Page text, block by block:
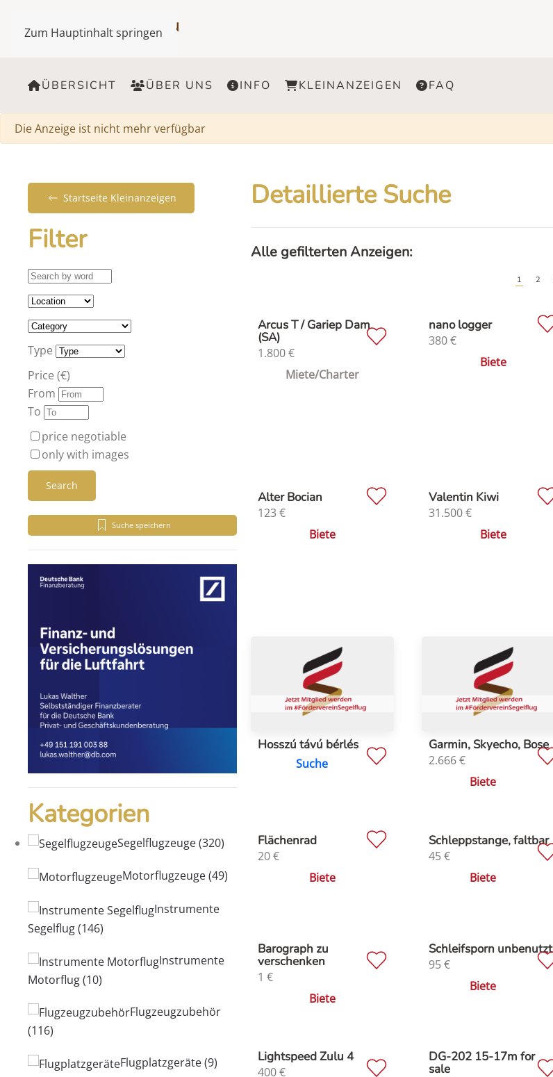
Zum Hauptinhalt springen
ÜBERSICHT ÜBER UNS INFO KLEINANZEIGEN FAQ
Warnung
Die Anzeige ist nicht mehr verfügbar
Startseite Kleinanzeigen Detaillierte Suche
Filter
Type
Price (€)
From
To
price negotiable
only with images
Search
Suche speichern
Kategorien
Segelflugzeuge(320)
Motorflugzeuge(49)
Instrumente
Segelflug(146)
Instrumente
Motorflug(10)
Flugzeugzubehör
(116)
Flugplatzgeräte(9)
Alle gefilterten Anzeigen:
1 2
Arcus T / Gariep Dam
(SA)
1.800€
Miete/Charter
nano logger
380€
Biete
Alter Bocian
123 €
Biete
Valentin Kiwi
31.500€
Biete
Hosszú távú bérlés
Suche
Garmin, Skyecho, Bose
2.666€
Biete
Flächenrad
20€
Biete
Schleppstange, faltbar
45€
Biete
Barograph zu
verschenken
1 €
Biete
Schleifsporn unbenutzt
95€
Biete
Lightspeed Zulu 4
400€
DG-202 15-17m for
sale